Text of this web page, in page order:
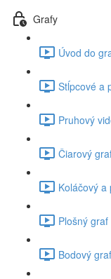
Grafy
Úvod do
Stĺpcové a
Pruhový
Čiarový
Koláčový a
Plošný
Bodový